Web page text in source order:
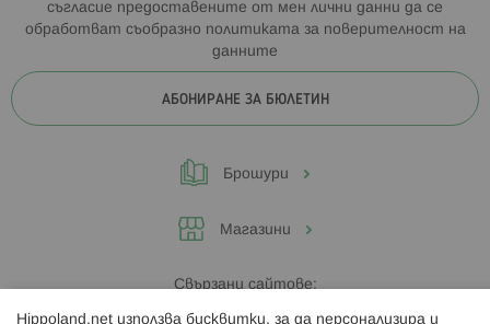
съгласие предоставените от мен лични данни да се
обработват съобразно политиката за поверителност на
данните
АБОНИРАНЕ ЗА БЮЛЕТИН
Брошури
Магазини
Свързани сайтове:
Hippoland.net използва бисквитки, за да персонализира и